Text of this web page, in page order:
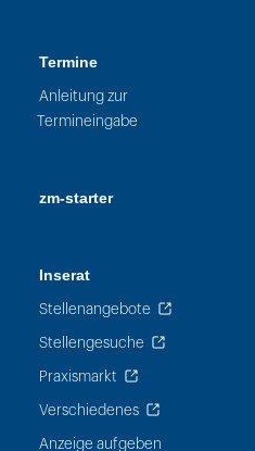
Termine
Anleitung zur
Termineingabe
zm-starter
Inserat
Stellenangebote
Stellengesuche
Praxismarkt
Verschiedenes
Anzeige aufgeben